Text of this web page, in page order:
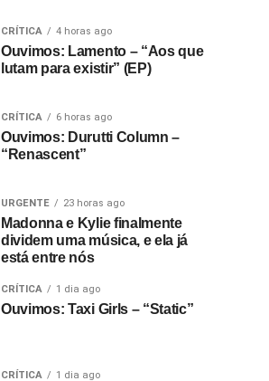
CRÍTICA 4 horas ago
Ouvimos: Lamento – “Aos que
lutam para existir” (EP)
CRÍTICA 6 horas ago
Ouvimos: Durutti Column –
“Renascent”
URGENTE 23 horas ago
Madonna e Kylie finalmente
dividem uma música, e ela já
está entre nós
CRÍTICA 1 dia ago
Ouvimos: Taxi Girls – “Static”
CRÍTICA 1 dia ago